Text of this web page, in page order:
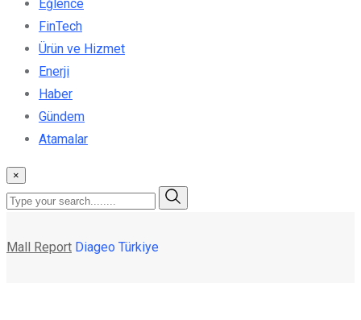
Eğlence
FinTech
Ürün ve Hizmet
Enerji
Haber
Gündem
Atamalar
×
Mall Report Diageo Türkiye